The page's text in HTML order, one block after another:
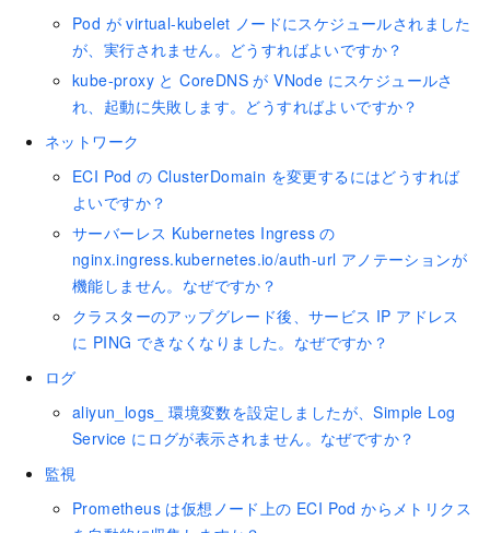
Pod が virtual-kubelet ノードにスケジュールされました
が、実行されません。どうすればよいですか？
kube-proxy と CoreDNS が VNode にスケジュールさ
れ、起動に失敗します。どうすればよいですか？
ネットワーク
ECI Pod の ClusterDomain を変更するにはどうすれば
よいですか？
サーバーレス Kubernetes Ingress の
nginx.ingress.kubernetes.io/auth-url アノテーションが
機能しません。なぜですか？
クラスターのアップグレード後、サービス IP アドレス
に PING できなくなりました。なぜですか？
ログ
aliyun_logs_ 環境変数を設定しましたが、Simple Log
Service にログが表示されません。なぜですか？
監視
Prometheus は仮想ノード上の ECI Pod からメトリクス